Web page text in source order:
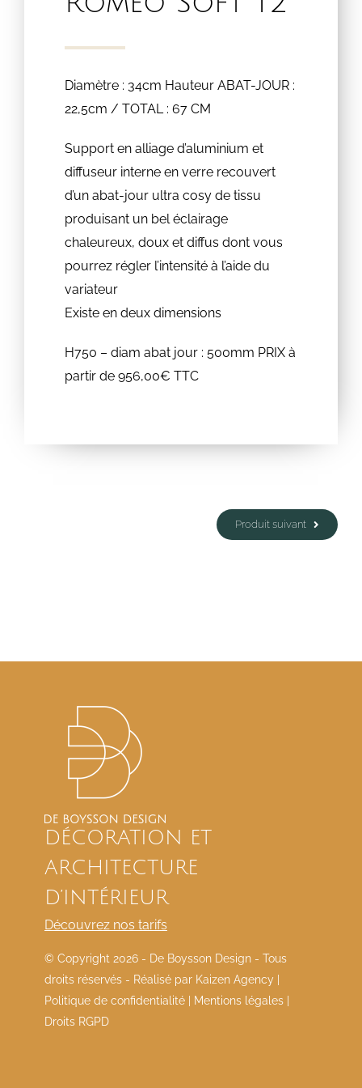
Diamètre : 34cm Hauteur ABAT-JOUR :
22,5cm / TOTAL : 67 CM
Support en alliage d’aluminium et
diffuseur interne en verre recouvert
d’un abat-jour ultra cosy de tissu
produisant un bel éclairage
chaleureux, doux et diffus dont vous
pourrez régler l’intensité à l’aide du
variateur
Existe en deux dimensions
H750 – diam abat jour : 500mm PRIX à
partir de 956,00€ TTC
Produit suivant
DÉCORATION ET
ARCHITECTURE
D’INTÉRIEUR
Découvrez nos tarifs
© Copyright 2026 - De Boysson Design - Tous
droits réservés - Réalisé par Kaizen Agency
Politique de confidentialité
Mentions légales
Droits RGPD